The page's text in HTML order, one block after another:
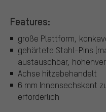
Features:
große Plattform,
gehärtete Stahl-Pins
austauschbar,
Achse hitzebehandelt
6 mm Innensechskant
erforderlich